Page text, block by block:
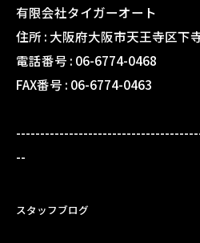
有限会社タイガーオート
住所 : 大阪府大阪市天王寺区下
電話番号 : 06-6774-0468
FAX番号 : 06-6774-0463
--
スタッフブログ